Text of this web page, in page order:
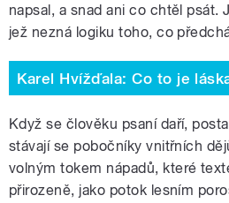
napsal, a snad ani co chtěl psát.
jež nezná logiku toho, co
Karel Hvížďala: Co to je
Když se člověku psaní daří,
stávají se pobočníky vnitřních
volným tokem nápadů, které
přirozeně, jako potok lesním